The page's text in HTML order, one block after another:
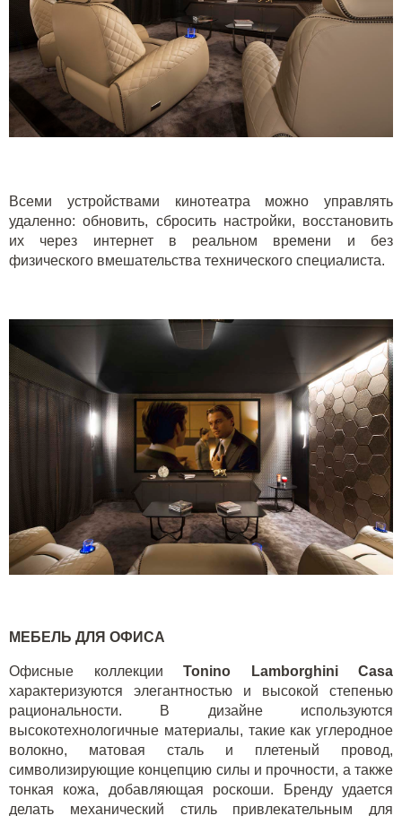
Всеми устройствами кинотеатра можно управлять
удаленно: обновить, сбросить настройки, восстановить
их через интернет в реальном времени и без
физического вмешательства технического специалиста.
МЕБЕЛЬ ДЛЯ ОФИСА
Офисные коллекции Tonino Lamborghini
Casa
характеризуются элегантностью и высокой степенью
рациональности. В дизайне используются
высокотехнологичные материалы, такие как углеродное
волокно, матовая сталь и плетеный провод,
символизирующие концепцию силы и прочности, а также
тонкая кожа, добавляющая роскоши. Бренду удается
делать механический стиль привлекательным для